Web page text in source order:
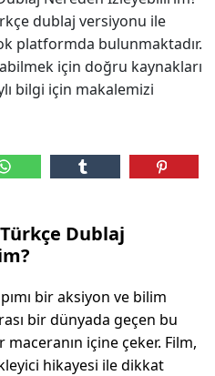
dublaj versiyonu ile
platformda bulunmaktadır.
için doğru kaynakları
bilgi için makalemizi
Dublaj
bir aksiyon ve bilim
bir dünyada geçen bu
maceranın içine çeker. Film,
hikayesi ile dikkat